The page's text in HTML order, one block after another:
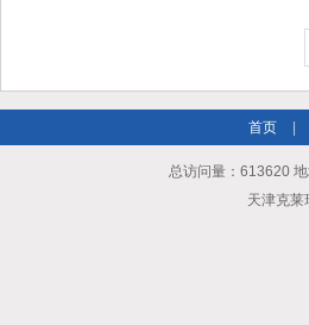
首页
总访问量：613620
天津克